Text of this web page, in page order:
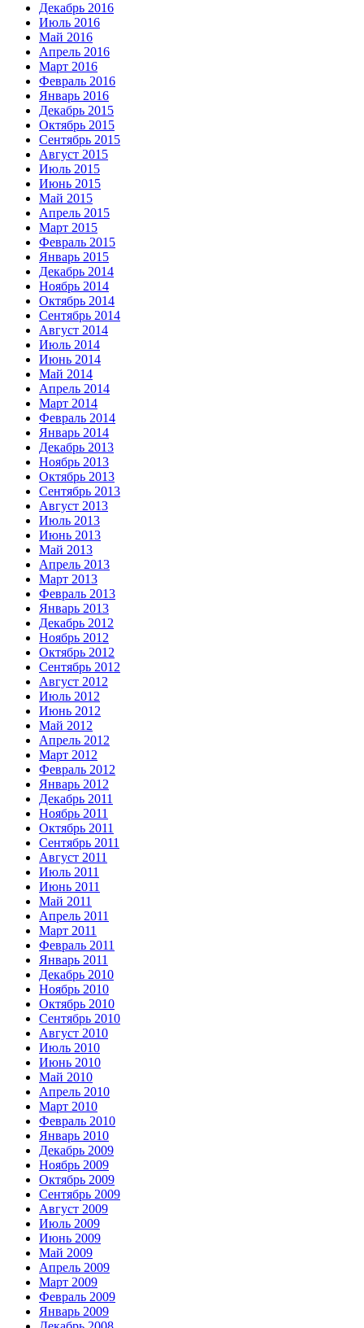
Декабрь 2016
Июль 2016
Май 2016
Апрель 2016
Март 2016
Февраль 2016
Январь 2016
Декабрь 2015
Октябрь 2015
Сентябрь 2015
Август 2015
Июль 2015
Июнь 2015
Май 2015
Апрель 2015
Март 2015
Февраль 2015
Январь 2015
Декабрь 2014
Ноябрь 2014
Октябрь 2014
Сентябрь 2014
Август 2014
Июль 2014
Июнь 2014
Май 2014
Апрель 2014
Март 2014
Февраль 2014
Январь 2014
Декабрь 2013
Ноябрь 2013
Октябрь 2013
Сентябрь 2013
Август 2013
Июль 2013
Июнь 2013
Май 2013
Апрель 2013
Март 2013
Февраль 2013
Январь 2013
Декабрь 2012
Ноябрь 2012
Октябрь 2012
Сентябрь 2012
Август 2012
Июль 2012
Июнь 2012
Май 2012
Апрель 2012
Март 2012
Февраль 2012
Январь 2012
Декабрь 2011
Ноябрь 2011
Октябрь 2011
Сентябрь 2011
Август 2011
Июль 2011
Июнь 2011
Май 2011
Апрель 2011
Март 2011
Февраль 2011
Январь 2011
Декабрь 2010
Ноябрь 2010
Октябрь 2010
Сентябрь 2010
Август 2010
Июль 2010
Июнь 2010
Май 2010
Апрель 2010
Март 2010
Февраль 2010
Январь 2010
Декабрь 2009
Ноябрь 2009
Октябрь 2009
Сентябрь 2009
Август 2009
Июль 2009
Июнь 2009
Май 2009
Апрель 2009
Март 2009
Февраль 2009
Январь 2009